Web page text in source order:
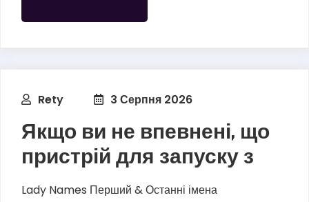
Rety 3 Серпня 2026
Якщо ви не впевнені, що
пристрій для запуску з
Lady Names Перший & Останні імена